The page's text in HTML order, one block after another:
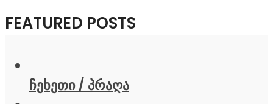
FEATURED POSTS
ჩეხეთი / პრაღა